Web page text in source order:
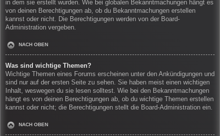
in dem sie erstellt wurden. Wie bei globalen Bekanntmachungen hängt es
von deinen Berechtigungen ab, ob du Bekanntmachungen erstellen
kannst oder nicht. Die Berechtigungen werden von der Board-
Administration vergeben.
NACH OBEN
Was sind wichtige Themen?
Wichtige Themen eines Forums erscheinen unter den Ankündigungen und
sind nur auf der ersten Seite zu sehen. Sie haben meist einen wichtigen
Inhalt, weswegen du sie lesen solltest. Wie bei den Bekanntmachungen
hängt es von deinen Berechtigungen ab, ob du wichtige Themen erstellen
kannst oder nicht; die Berechtigungen stellt die Board-Administration ein.
NACH OBEN